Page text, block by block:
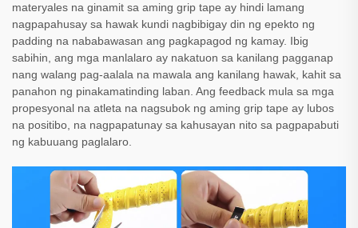
materyales na ginamit sa aming grip tape ay hindi lamang
nagpapahusay sa hawak kundi nagbibigay din ng epekto ng
padding na nababawasan ang pagkapagod ng kamay. Ibig
sabihin, ang mga manlalaro ay nakatuon sa kanilang pagganap
nang walang pag-aalala na mawala ang kanilang hawak, kahit sa
panahon ng pinakamatinding laban. Ang feedback mula sa mga
propesyonal na atleta na nagsubok ng aming grip tape ay lubos
na positibo, na nagpapatunay sa kahusayan nito sa pagpapabuti
ng kabuuang paglalaro.